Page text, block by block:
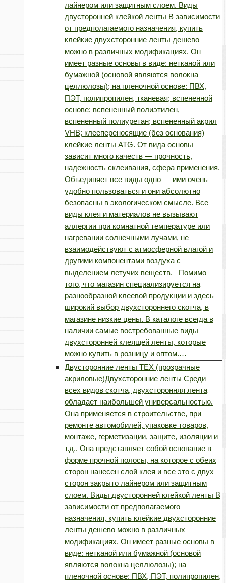
лайнером или защитным слоем. Виды
двусторонней клейкой ленты В зависимости
от предполагаемого назначения, купить
клейкие двухсторонние ленты дешево
можно в различных модификациях. Он
имеет разные основы в виде: нетканой или
бумажной (основой являются волокна
целлюлозы); на пленочной основе: ПВХ,
ПЭТ, полипропилен, тканевая; вспененной
основе: вспененный полиэтилен,
вспененный полиуретан; вспененный акрил
VHB; клеепереносящие (без основания)
клейкие ленты ATG. От вида основы
зависит много качеств — прочность,
надежность склеивания, сфера применения.
Объединяет все виды одно — ими очень
удобно пользоваться и они абсолютно
безопасны в экологическом смысле. Все
виды клея и материалов не вызывают
аллергии при комнатной температуре или
нагревании солнечными лучами, не
взаимодействуют с атмосферной влагой и
другими компонентами воздуха с
выделением летучих веществ. Помимо
того, что магазин специализируется на
разнообразной клеевой продукции и здесь
широкий выбор двухстороннего скотча, в
магазине низкие цены. В каталоге всегда в
наличии самые востребованные виды
двухсторонней клеящей ленты, которые
можно купить в розницу и оптом.…
Двусторонние ленты TEX (прозрачные
акриловые)Двухсторонние ленты Среди
всех видов скотча, двухсторонняя лента
обладает наибольшей универсальностью.
Она применяется в строительстве, при
ремонте автомобилей, упаковке товаров,
монтаже, герметизации, защите, изоляции и
т.д.. Она представляет собой основание в
форме прочной полосы, на которое с обеих
сторон нанесен слой клея и все это с двух
сторон закрыто лайнером или защитным
слоем. Виды двусторонней клейкой ленты В
зависимости от предполагаемого
назначения, купить клейкие двухсторонние
ленты дешево можно в различных
модификациях. Он имеет разные основы в
виде: нетканой или бумажной (основой
являются волокна целлюлозы); на
пленочной основе: ПВХ, ПЭТ, полипропилен,